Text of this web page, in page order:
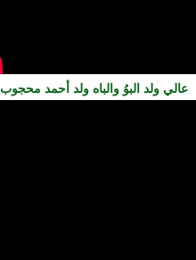
عالي ولد البوُ والباه ولد أحمد محجوب